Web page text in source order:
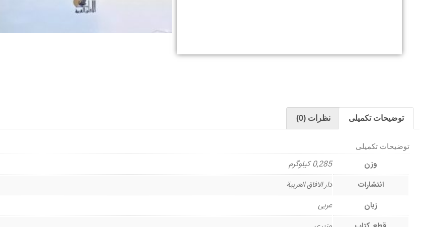
توضیحات تکمیلی نظرات (0)
توضیحات تکمیلی
وزن
0,285 کیلوگرم
انتشارات
دار الافاق العربیة
زبان
عربی